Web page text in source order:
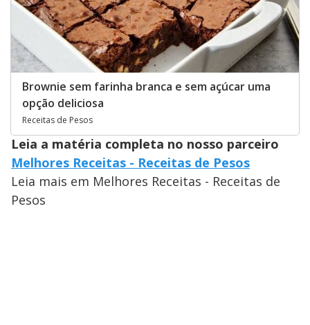
Brownie sem farinha branca e sem açúcar uma
opção deliciosa
Receitas de Pesos
Leia a matéria completa no nosso parceiro
Melhores Receitas - Receitas de Pesos
Leia mais em Melhores Receitas - Receitas de
Pesos